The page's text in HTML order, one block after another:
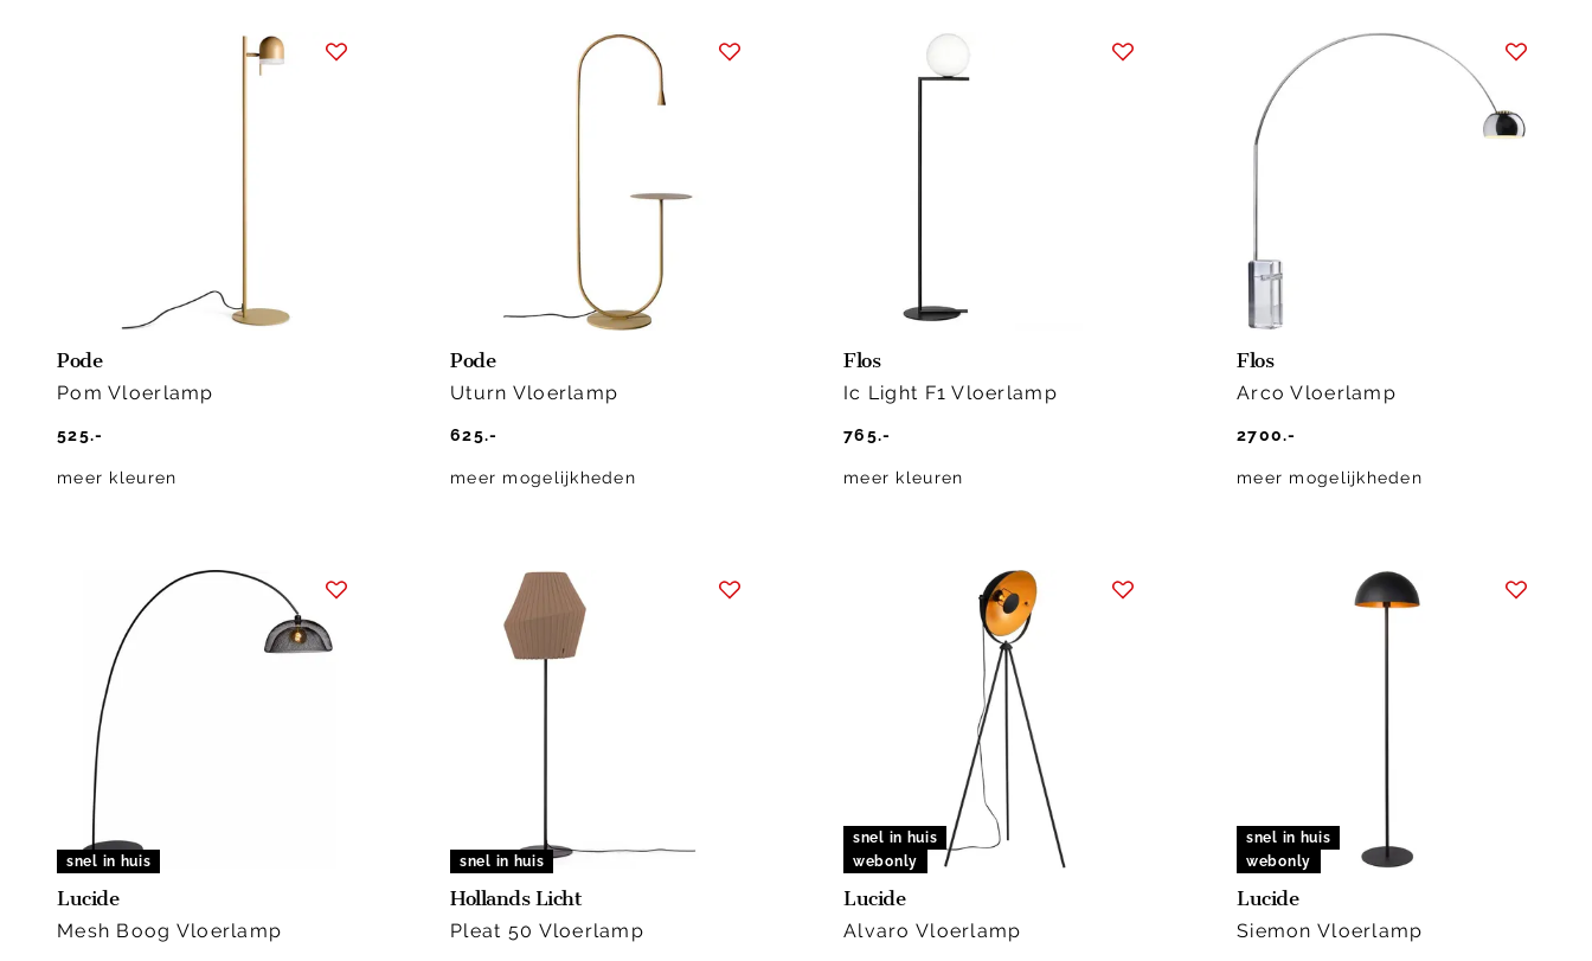
Pode
Pom Vloerlamp
525.-
meer kleuren
Pode
Uturn Vloerlamp
625.-
meer mogelijkheden
Flos
Ic Light F1 Vloerlamp
765.-
meer kleuren
Flos
Arco Vloerlamp
2700.-
meer mogelijkheden
snel in huis
Lucide
Mesh Boog Vloerlamp
snel in huis
Hollands Licht
Pleat 50 Vloerlamp
snel in huis
webonly
Lucide
Alvaro Vloerlamp
snel in huis
webonly
Lucide
Siemon Vloerlamp